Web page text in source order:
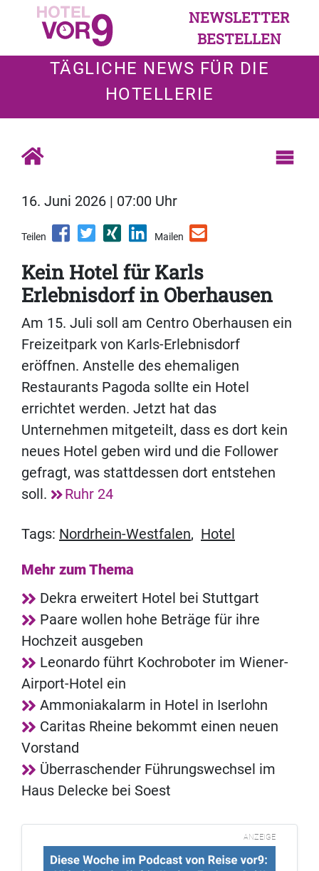
NEWSLETTER
BESTELLEN
TÄGLICHE NEWS FÜR DIE
HOTELLERIE
16. Juni 2026 | 07:00 Uhr
Teilen Mailen
Kein Hotel für Karls
Erlebnisdorf in Oberhausen
Am 15. Juli soll am Centro Oberhausen ein
Freizeitpark von Karls-Erlebnisdorf
eröffnen. Anstelle des ehemaligen
Restaurants Pagoda sollte ein Hotel
errichtet werden. Jetzt hat das
Unternehmen mitgeteilt, dass es dort kein
neues Hotel geben wird und die Follower
gefragt, was stattdessen dort entstehen
soll.
Ruhr 24
Tags: Nordrhein-Westfalen, Hotel
Mehr zum Thema
Dekra erweitert Hotel bei Stuttgart
Paare wollen hohe Beträge für ihre
Hochzeit ausgeben
Leonardo führt Kochroboter im Wiener-
Airport-Hotel ein
Ammoniakalarm in Hotel in Iserlohn
Caritas Rheine bekommt einen neuen
Vorstand
Überraschender Führungswechsel im
Haus Delecke bei Soest
ANZEIGE